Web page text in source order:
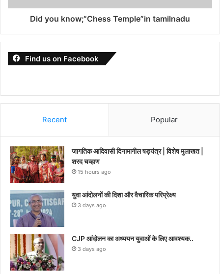
Did you know;“Chess Temple”in tamilnadu
Find us on Facebook
Recent Popular
जागतिक आदिवासी दिनामागील षड्यंत्र | विशेष मुलाखत |
शरद चव्हाण
15 hours ago
युवा आंदोलनों की दिशा और वैचारिक परिप्रेक्ष्य
3 days ago
CJP आंदोलन का अध्ययन युवाओं के लिए आवश्यक..
3 days ago